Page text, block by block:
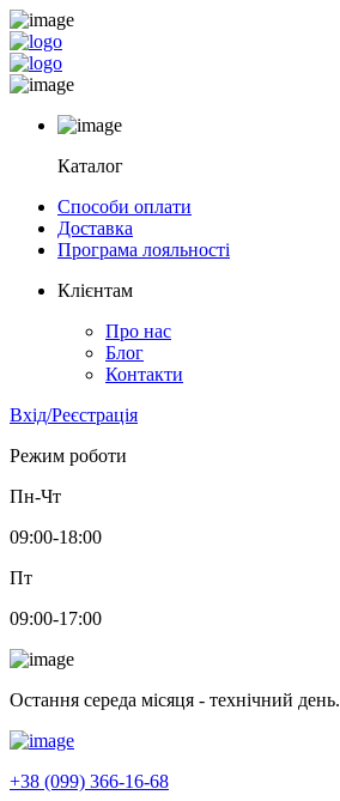
Каталог
Способи оплати
Доставка
Програма лояльності
Клієнтам
Про нас
Блог
Контакти
Вхід/Реєстрація
Режим роботи
Пн-Чт
09:00-18:00
Пт
09:00-17:00
Остання середа місяця - технічний день.
+38 (099) 366-16-68